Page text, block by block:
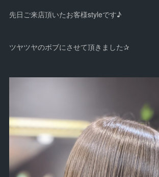
先日ご来店頂いたお客様styleです♪
ツヤツヤのボブにさせて頂きました✰